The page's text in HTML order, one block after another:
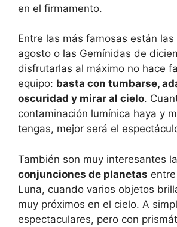
en el firmamento.
Entre las más famosas están
agosto o las Gemínidas de
disfrutarlas al máximo no hace
equipo: basta con tumbarse,
oscuridad y mirar al cielo.
contaminación lumínica haya y
tengas, mejor será el
También son muy interesantes
conjunciones de planetas
Luna, cuando varios objetos
muy próximos en el cielo. A
espectaculares, pero con